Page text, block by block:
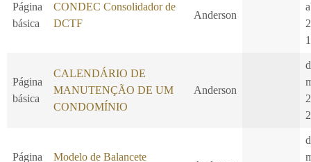
Página
básica
CONDEC Consolidador de
DCTF
Anderson
Página
básica
CALENDÁRIO DE
MANUTENÇÃO DE UM
CONDOMÍNIO
Anderson
Página
Modelo de Balancete